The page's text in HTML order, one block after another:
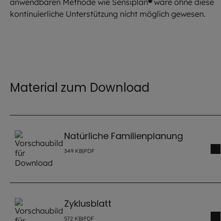
kontinuierliche Unterstützung nicht möglich gewesen.
Material zum Download
Natürliche Familienplanung
349 KB|PDF
Zyklusblatt
572 KB|PDF